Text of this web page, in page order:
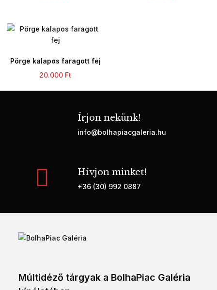
Pörge kalapos faragott fej
20.000 Ft
Írjon nekünk!
info@bolhapiacgaleria.hu
Hívjon minket!
+36 (30) 992 0887
Múltidéző tárgyak a BolhaPiac Galéria